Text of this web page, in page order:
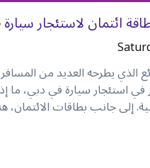
بالطريقة التي تريدها.
يجعلها نقطة انطلاق
زيارة العديد من
ائتمان لاستئجار
الذي يطرحه العديد من
في استئجار سيارة في دبي، ما
إلى جانب بطاقات